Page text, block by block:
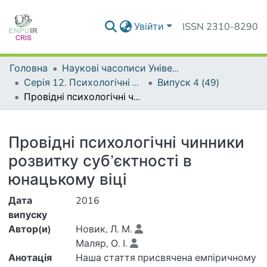
Увійти ISSN 2310-8290
Головна
Наукові часописи Університету
Серія 12. Психологічні науки
Випуск 4 (49)
Провідні психологічні чинники розвитку суб’єктності в юнацькому віці
Провідні психологічні чинники
розвитку суб’єктності в
юнацькому віці
Дата
випуску
2016
Автор(и)
Новик, Л. М.
Маляр, О. І.
Анотація
Наша стаття присвячена емпіричному